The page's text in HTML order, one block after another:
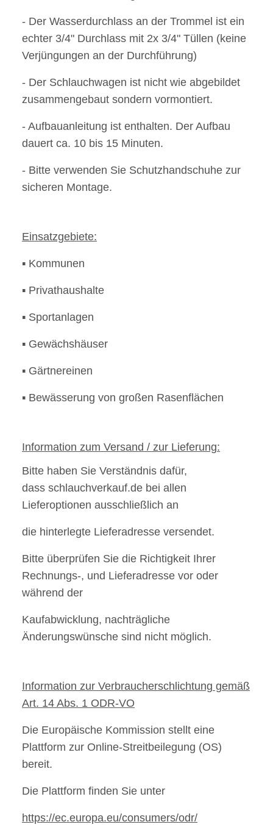
- Der Wasserdurchlass an der Trommel ist ein
echter 3/4" Durchlass mit 2x 3/4" Tüllen (keine
Verjüngungen an der Durchführung)
- Der Schlauchwagen ist nicht wie abgebildet
zusammengebaut sondern vormontiert.
- Aufbauanleitung ist enthalten. Der Aufbau
dauert ca. 10 bis 15 Minuten.
- Bitte verwenden Sie Schutzhandschuhe zur
sicheren Montage.
Einsatzgebiete:
▪ Kommunen
▪ Privathaushalte
▪ Sportanlagen
▪ Gewächshäuser
▪ Gärtnereinen
▪ Bewässerung von großen Rasenflächen
Information zum Versand / zur Lieferung:
Bitte haben Sie Verständnis dafür,
dass schlauchverkauf.de bei allen
Lieferoptionen ausschließlich an
die hinterlegte Lieferadresse versendet.
Bitte überprüfen Sie die Richtigkeit Ihrer
Rechnungs-, und Lieferadresse vor oder
während der
Kaufabwicklung, nachträgliche
Änderungswünsche sind nicht möglich.
Information zur Verbraucherschlichtung gemäß
Art. 14 Abs. 1 ODR-VO
Die Europäische Kommission stellt eine
Plattform zur Online-Streitbeilegung (OS)
bereit.
Die Plattform finden Sie unter
https://ec.europa.eu/consumers/odr/